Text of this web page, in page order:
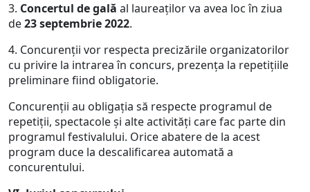
3. Concertul de gală al laureaţilor va avea loc în ziua
de23 septembrie 2022.
4. Concurenţii vor respecta precizările organizatorilor
cu privire la intrarea în concurs, prezenţa la repetiţiile
preliminare fiind obligatorie.
Concurenţii au obligaţia să respecte programul de
repetiţii, spectacole şi alte activităţi care fac parte din
programul festivalului. Orice abatere de la acest
program duce la descalificarea automată a
concurentului.